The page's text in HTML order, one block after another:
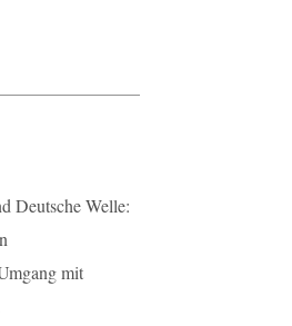
Deutsche Welle:
mit